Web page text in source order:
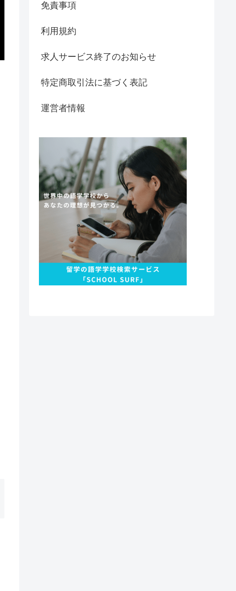
免責事項
利用規約
求人サービス終了のお知らせ
特定商取引法に基づく表記
運営者情報